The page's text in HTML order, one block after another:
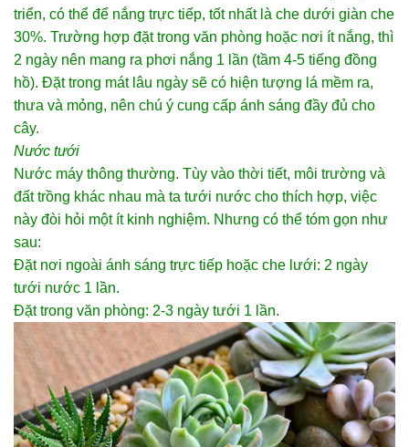
triển, có thể để nắng trực tiếp, tốt nhất là che dưới giàn che
30%. Trường hợp đặt trong văn phòng hoặc nơi ít nắng, thì
2 ngày nên mang ra phơi nắng 1 lần (tầm 4-5 tiếng đồng
hồ). Đặt trong mát lâu ngày sẽ có hiện tượng lá mềm ra,
thưa và mỏng, nên chú ý cung cấp ánh sáng đầy đủ cho
cây.
Nước tưới
Nước máy thông thường. Tùy vào thời tiết, môi trường và
đất trồng khác nhau mà ta tưới nước cho thích hợp, việc
này đòi hỏi một ít kinh nghiệm. Nhưng có thể tóm gọn như
sau:
Đặt nơi ngoài ánh sáng trực tiếp hoặc che lưới: 2 ngày
tưới nước 1 lần.
Đặt trong văn phòng: 2-3 ngày tưới 1 lần.